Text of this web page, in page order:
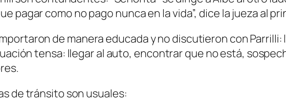
pagar como no pago nunca en la vida”, dice la jueza al
de manera educada y no discutieron con
tensa: llegar al auto, encontrar que no está,
de tránsito son usuales: